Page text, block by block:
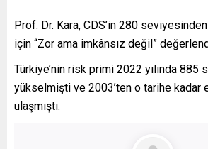
Prof. Dr. Kara, CDS’in 280
için “Zor ama imkânsız değil”
Türkiye’nin risk primi 2022 yılında 885
yükselmişti ve 2003’ten o tarihe kadar
ulaşmıştı.